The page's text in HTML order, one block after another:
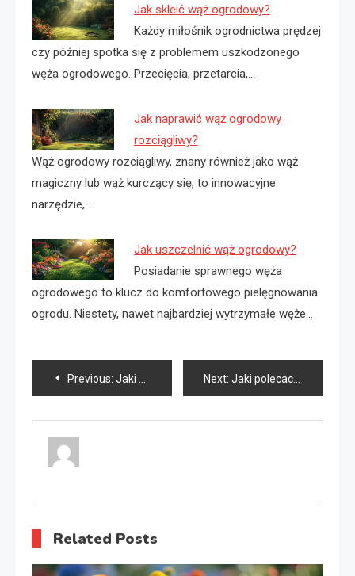
Jak skleić wąż ogrodowy?
Każdy miłośnik ogrodnictwa prędzej
czy później spotka się z problemem uszkodzonego
węża ogrodowego. Przecięcia, przetarcia,…
Jak naprawić wąż ogrodowy
rozciągliwy?
Wąż ogrodowy rozciągliwy, znany również jako wąż
magiczny lub wąż kurczący się, to innowacyjne
narzędzie,…
Jak uszczelnić wąż ogrodowy?
Posiadanie sprawnego węża
ogrodowego to klucz do komfortowego pielęgnowania
ogrodu. Niestety, nawet najbardziej wytrzymałe węże…
Nawigacja
wpisu
Previous: Jaki wąż ogrodowy 1/2 czy 3/4 do myjki? Next: Jaki polecacie wąż ogrodowy?
Related Posts